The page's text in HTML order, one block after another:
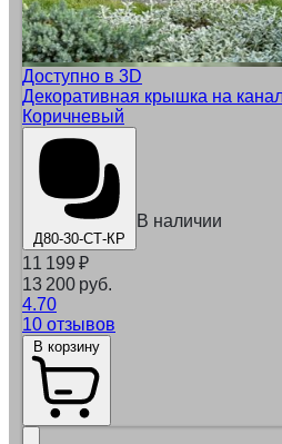
Доступно в 3D
Декоративная крышка на
Коричневый
Д80-30-СТ-КР
В наличии
11 199 ₽
13 200 руб.
4.70
10 отзывов